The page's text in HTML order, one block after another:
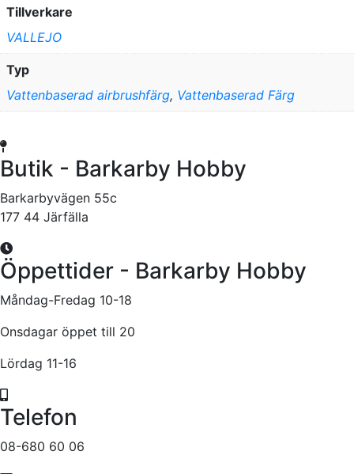
Tillverkare
VALLEJO
Typ
Vattenbaserad airbrushfärg, Vattenbaserad Färg
Butik - Barkarby Hobby
Barkarbyvägen 55c
177 44 Järfälla
Öppettider - Barkarby Hobby
Måndag-Fredag 10-18
Onsdagar öppet till 20
Lördag 11-16
Telefon
08-680 60 06